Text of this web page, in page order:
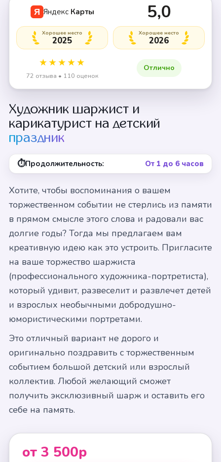
Я Яндекс Карты 5,0
★★★★★
72 отзыва • 110 оценок
Хорошее место
2025
Хорошее место
2026
Отлично
Художник шаржист и
карикатурист на детский
праздник
⏱Продолжительность: От 1 до 6 часов
Хотите, чтобы воспоминания о вашем
торжественном событии не стерлись из памяти
в прямом смысле этого слова и радовали вас
долгие годы? Тогда мы предлагаем вам
креативную идею как это устроить. Пригласите
на ваше торжество шаржиста
(профессионального художника-портретиста),
который удивит, развеселит и развлечет детей
и взрослых необычными добродушно-
юмористическими портретами.
Это отличный вариант не дорого и
оригинально поздравить с торжественным
событием большой детский или взрослый
коллектив. Любой желающий сможет
получить эксклюзивный шарж и оставить его
себе на память.
от 3 500р